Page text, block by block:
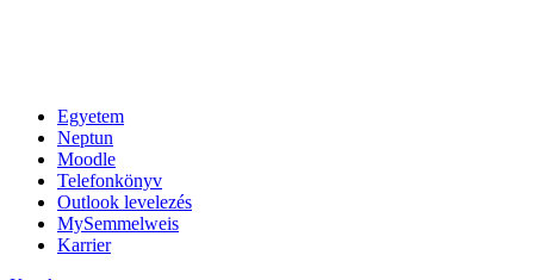
Egyetem
Neptun
Moodle
Telefonkönyv
Outlook levelezés
MySemmelweis
Karrier